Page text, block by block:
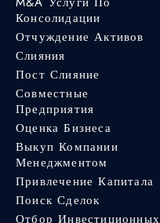
Консолидации
Отчуждение Активов
Слияния
Пост Слияние
Совместные
Предприятия
Оценка Бизнеса
Выкуп Компании
Менеджментом
Привлечение Капитала
Поиск Сделок
Отбор Инвестиционных